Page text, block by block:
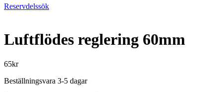
Reservdelssök
Luftflödes reglering 60mm
65kr
Beställningsvara 3-5 dagar